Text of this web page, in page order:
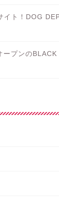
イト！DOG
ープンのBLACK